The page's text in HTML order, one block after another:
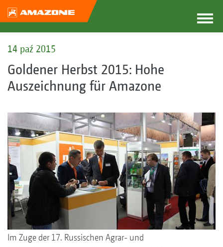
14 paź 2015
Goldener Herbst 2015: Hohe
Auszeichnung für Amazone
Im Zuge der 17. Russischen Agrar- und